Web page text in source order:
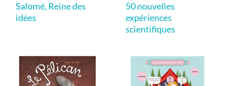
Salomé, Reine des
idées
50 nouvelles
expériences
scientifiques